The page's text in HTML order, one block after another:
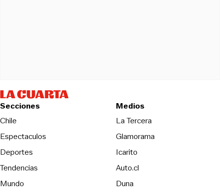
Secciones
Chile
Espectaculos
Deportes
Tendencias
Mundo
Medios
La TerceraOpens in new
Glamorama
Icarito
Auto.cl
DunaOpens in new window